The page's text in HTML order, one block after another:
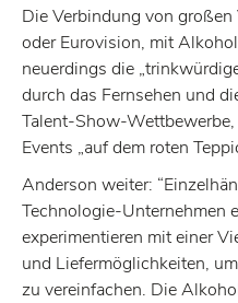
Die Verbindung von
oder Eurovision, mit
neuerdings die
durch das Fernsehen und
Talent-Show-
Events „auf dem roten
Anderson weiter:
Technologie-Unternehmen
experimentieren mit einer
und Liefermöglichkeiten,
zu vereinfachen. Die